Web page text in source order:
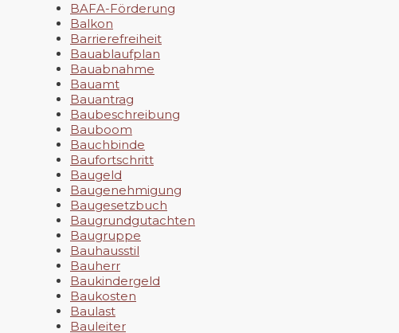
BAFA-Förderung
Balkon
Barrierefreiheit
Bauablaufplan
Bauabnahme
Bauamt
Bauantrag
Baubeschreibung
Bauboom
Bauchbinde
Baufortschritt
Baugeld
Baugenehmigung
Baugesetzbuch
Baugrundgutachten
Baugruppe
Bauhausstil
Bauherr
Baukindergeld
Baukosten
Baulast
Bauleiter